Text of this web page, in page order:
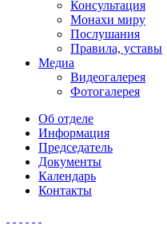
Консультация
Монахи миру
Послушания
Правила, уставы
Медиа
Видеогалерея
Фотогалерея
Об отделе
Информация
Председатель
Документы
Календарь
Контакты